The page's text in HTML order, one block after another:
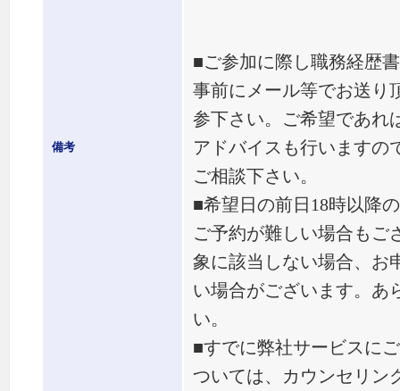
備考
■ご参加に際し職務経歴
事前にメール等でお送り
参下さい。ご希望であれ
アドバイスも行いますの
ご相談下さい。
■希望日の前日18時以降
ご予約が難しい場合もご
象に該当しない場合、お
い場合がございます。あ
い。
■すでに弊社サービスに
ついては、カウンセリン